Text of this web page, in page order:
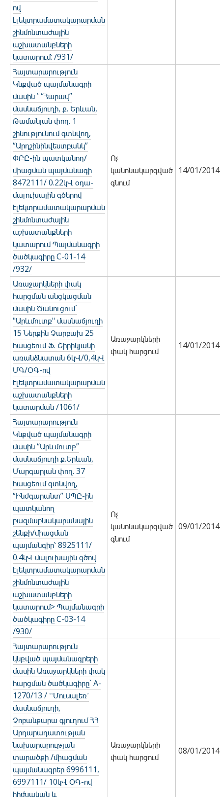
ով
էլեկտրամատակարարման
շինմոնտաժային
աշխատանքների
կատարում: /931/
Հայտարարություն
Կնքված պայմանագրի
մասին ՝ “Հարավ”
մասնաճյուղի, ք. Երևան,
Թամանյան փող. 1
շինությունում գտնվող,
“Արդշինինվեստբանկ”
ՓԲԸ-ին պատկանող/
միացման պայմանագի
8472111/ 0.22կՎ օդա-
մալուխային գծերով
էլեկտրամատակարարման
շինմոնտաժային
աշխատանքների
կատարում Պայմանագրի
ծածկագիրը С-01-14
/932/
Ոչ
կանոնակարգված
գնում
14/01/2014
Առաջարկների փակ
հարցման անցկացման
մասին Ծանուցում`
"Արևմուտք" մասնաճյուղի
15 Ներքին Չարբախ 25
հասցեում Ֆ. Շիրիկյանի
առանձնատան 6կՎ/0,4կՎ
ՄԳ/ՕԳ-ով
էլեկտրամատակարարման
աշխատանքների
կատարման /1061/
Առաջարկների
փակ հարցում
14/01/2014
Հայտարարություն
Կնքված պայմանագրի
մասին “Արևմուտք”
մասնաճյուղի ք.Երևան,
Մարգարյան փող. 37
հասցեում գտնվող,
“Ինժգարանտ” ՍՊԸ-ին
պատկանող
բազմաբնակարանային
շենքի/միացման
պայմանգիր՝ 8925111/
0.4կՎ մալուխային գծով
էլեկտրամատակարարման
շինմոնտաժային
աշխատանքների
կատարում> Պայմանագրի
ծածկագիրը C-03-14
/930/
Ոչ
կանոնակարգված
գնում
09/01/2014
Հայտարարություն
կնքված պայմանագրերի
մասին Առաջարկների փակ
հարցման ծածկագիրը` A-
1270/13 / ՙՙՄուսալեռ՚
մասնաճյուղի,
Չոբանքարա գյուղում ՀՀ
Արդարադատության
նախարարության
տարածքի /միացման
պայմանագրեր 6996111,
6997111/ 10կՎ ՕԳ-ով
հիմնական և
Առաջարկների
փակ հարցում
08/01/2014